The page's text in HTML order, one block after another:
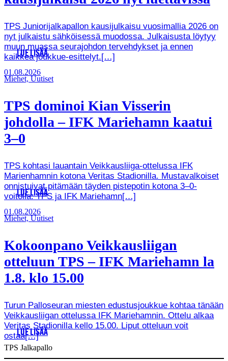
TPS Juniorijalkapallon kausijulkaisu vuosimallia 2026 on
nyt julkaistu sähköisessä muodossa. Julkaisusta löytyy
muun muassa seurajohdon tervehdykset ja ennen
kaikkea joukkue-esittelyt.[…]
LUE LISÄÄ
01.08.2026
Miehet, Uutiset
TPS dominoi Kian Visserin
johdolla – IFK Mariehamn kaatui
3–0
TPS kohtasi lauantain Veikkausliiga-ottelussa IFK
Marienhamnin kotona Veritas Stadionilla. Mustavalkoiset
onnistuivat pitämään täyden pistepotin kotona 3–0-
voitolla. TPS ja IFK Mariehamn[…]
LUE LISÄÄ
01.08.2026
Miehet, Uutiset
Kokoonpano Veikkausliigan
otteluun TPS – IFK Mariehamn la
1.8. klo 15.00
Turun Palloseuran miesten edustusjoukkue kohtaa tänään
Veikkausliigan ottelussa IFK Mariehamnin. Ottelu alkaa
Veritas Stadionilla kello 15.00. Liput otteluun voit
ostaa[…]
LUE LISÄÄ
TPS Jalkapallo